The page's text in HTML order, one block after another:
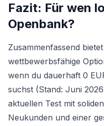
Fazit: Für wen
Openbank?
Zusammenfassend
wettbewerbsfähige
wenn du dauerhaft 0
suchst (Stand: Juni
aktuellen Test mit
Neukunden und einer